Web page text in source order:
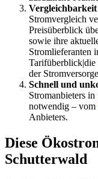
Stromvergleich
Preisüberblick
sowie ihre
Stromlieferanten
Tarifüberblick|die
der
Schnell und
Stromanbieters
notwendig – vom
Anbieters.
Diese
Schutterwald